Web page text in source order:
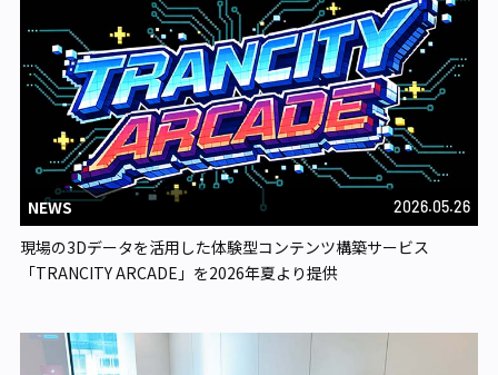
NEWS 2026.05.26
現場の3Dデータを活用した体験型コンテンツ構築サービス
「TRANCITY ARCADE」を2026年夏より提供